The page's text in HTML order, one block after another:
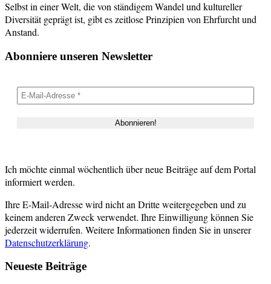
Selbst in einer Welt, die von ständigem Wandel und kultureller
Diversität geprägt ist, gibt es zeitlose Prinzipien von Ehrfurcht und
Anstand.
Abonniere unseren Newsletter
Ich möchte einmal wöchentlich über neue Beiträge auf dem Portal
informiert werden.
Ihre E-Mail-Adresse wird nicht an Dritte weitergegeben und zu
keinem anderen Zweck verwendet. Ihre Einwilligung können Sie
jederzeit widerrufen. Weitere Informationen finden Sie in unserer
Datenschutzerklärung.
Neueste Beiträge